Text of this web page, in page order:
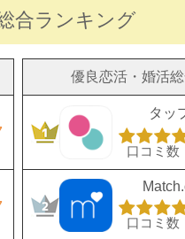
合ランキング
優良恋活・婚活
タッ
口コミ数
口コミ数